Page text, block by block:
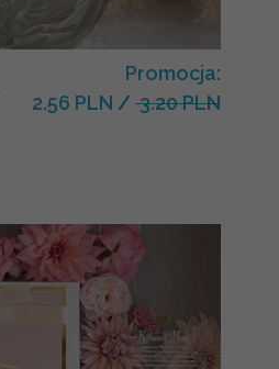
Promocja:
2.56 PLN / 3.20 PLN